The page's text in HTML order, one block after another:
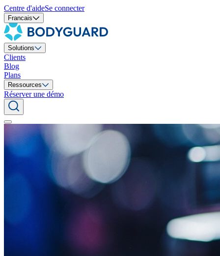
Centre d'aideSe connecter
Francais
Solutions
Clients
Blog
Plans
Ressources
Réserver une démo